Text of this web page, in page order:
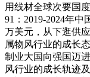
用线材全球次要国
91：2019-2024年中
万美元，从下逛供
属物风行业的成长
制业大国向强国迈
风行业的成长轨迹